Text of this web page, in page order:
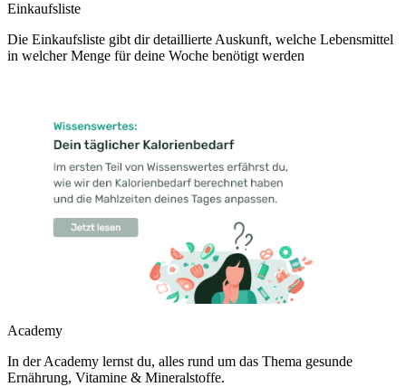
Einkaufsliste
Die Einkaufsliste gibt dir detaillierte Auskunft, welche Lebensmittel
in welcher Menge für deine Woche benötigt werden
Academy
In der Academy lernst du, alles rund um das Thema gesunde
Ernährung, Vitamine & Mineralstoffe.